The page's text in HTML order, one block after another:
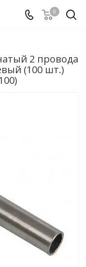
0
2 провода
(100 шт.)